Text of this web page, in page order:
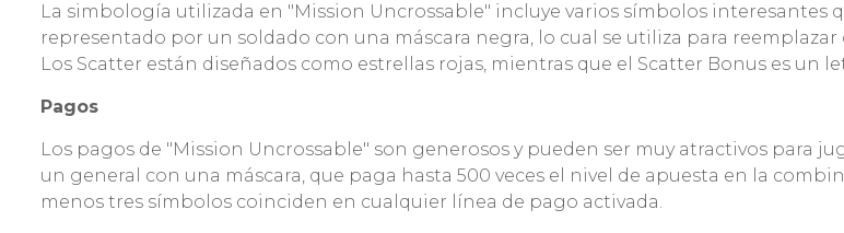
La simbología utilizada en "Mission Uncrossable" incluye varios símbolos interesantes
representado por un soldado con una máscara negra, lo cual se utiliza para
Los Scatter están diseñados como estrellas rojas, mientras que el Scatter Bonus es un
Pagos
Los pagos de "Mission Uncrossable" son generosos y pueden ser muy atractivos para
un general con una máscara, que paga hasta 500 veces el nivel de apuesta en la
menos tres símbolos coinciden en cualquier línea de pago activada.